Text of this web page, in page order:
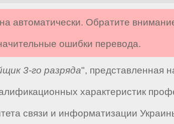
автоматически. Обратите
ошибки перевода.
3-го разряда", представленная
характеристик
связи и информатизации